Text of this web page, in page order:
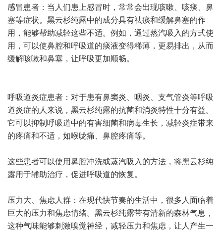
感冒患者：当人们患上感冒时，常常会出现咳嗽、咳痰、鼻
塞等症状。黑云杉纯露中的成分具有祛痰和缓解鼻塞的作
用，能够帮助减轻这些不适。例如，通过蒸汽吸入的方式使
用，可以使鼻腔和呼吸道的痰液变得稀薄，更易排出，从而
缓解咳嗽和鼻塞，让呼吸更加顺畅。
呼吸道炎症患者：对于患有鼻窦炎、咽炎、支气管炎等呼吸
道炎症的人来说，黑云杉纯露的抗菌和消炎特性十分有益。
它可以抑制呼吸道中的有害细菌和病毒生长，减轻炎症带来
的疼痛和不适，如喉咙痛、鼻腔疼痛等。
这些患者可以使用鼻腔冲洗或蒸汽吸入的方法，将黑云杉纯
露用于辅助治疗，促进呼吸道的恢复。
压力大、焦虑人群：在现代快节奏的生活中，很多人面临着
巨大的压力和焦虑情绪。黑云杉纯露带有清新的森林气息，
这种气味能够刺激嗅觉神经，减轻压力和焦虑，让人产生一